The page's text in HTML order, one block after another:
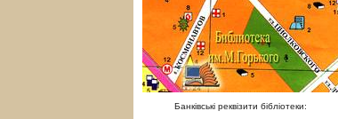
Банківські реквізити бібліотеки: